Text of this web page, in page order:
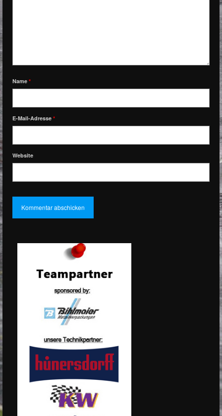
Name *
E-Mail-Adresse *
Website